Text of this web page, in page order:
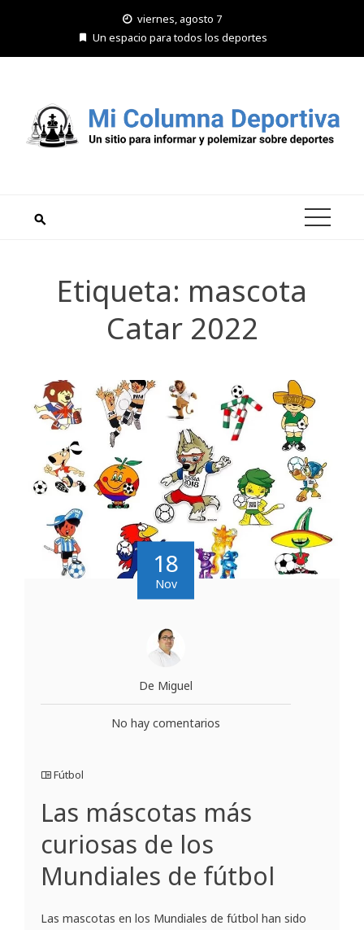
viernes, agosto 7
Un espacio para todos los deportes
Etiqueta: mascota
Catar 2022
18
Nov
De Miguel
No hay comentarios
Fútbol
Las máscotas más
curiosas de los
Mundiales de fútbol
Las mascotas en los Mundiales de fútbol han sido